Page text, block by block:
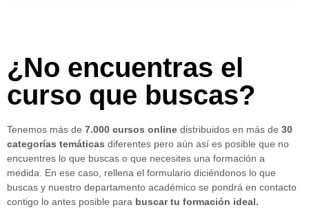
¿No encuentras el
curso que buscas?
Tenemos más de 7.000 cursos online distribuidos en más de 30
categorías temáticas diferentes pero aún así es posible que no
encuentres lo que buscas o que necesites una formación a
medida. En ese caso, rellena el formulario diciéndonos lo que
buscas y nuestro departamento académico se pondrá en contacto
contigo lo antes posible para buscar tu formación ideal.